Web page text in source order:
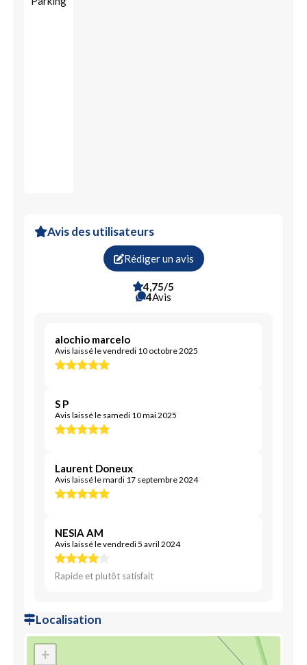
Avis des utilisateurs
Rédiger un avis
4,75/5
4Avis
alochio marcelo
Avis laissé le vendredi 10 octobre 2025
S P
Avis laissé le samedi 10 mai 2025
Laurent Doneux
Avis laissé le mardi 17 septembre 2024
NESIA AM
Avis laissé le vendredi 5 avril 2024
Rapide et plutôt satisfait
Localisation
+